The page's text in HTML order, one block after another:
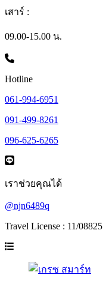
เสาร์ :
09.00-15.00 น.
Hotline
061-994-6951
091-499-8261
096-625-6265
เราช่วยคุณได้
@njn6489q
Travel License : 11/08825